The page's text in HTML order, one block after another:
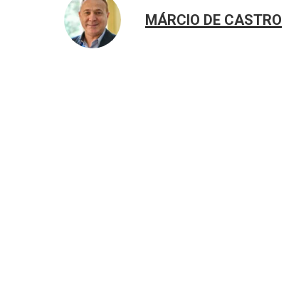
MÁRCIO DE CASTRO